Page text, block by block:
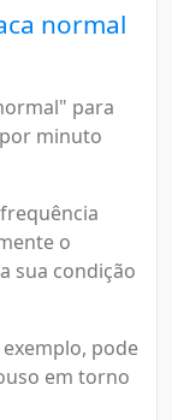
normal
para
minuto
o
sua condição
pode
em torno